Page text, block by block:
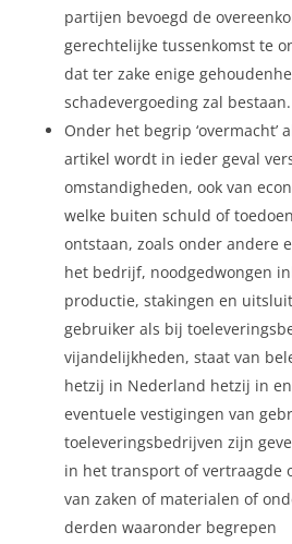
partijen bevoegd de
gerechtelijke tussenkomst te
dat ter zake enige
schadevergoeding zal bestaan.
Onder het begrip ‘overmacht’
artikel wordt in ieder geval
omstandigheden, ook van
welke buiten schuld of
ontstaan, zoals onder andere
het bedrijf, noodgedwongen
productie, stakingen en
gebruiker als bij
vijandelijkheden, staat van
hetzij in Nederland hetzij in
eventuele vestigingen van
toeleveringsbedrijven zijn
in het transport of vertraagde
van zaken of materialen of
derden waaronder begrepen